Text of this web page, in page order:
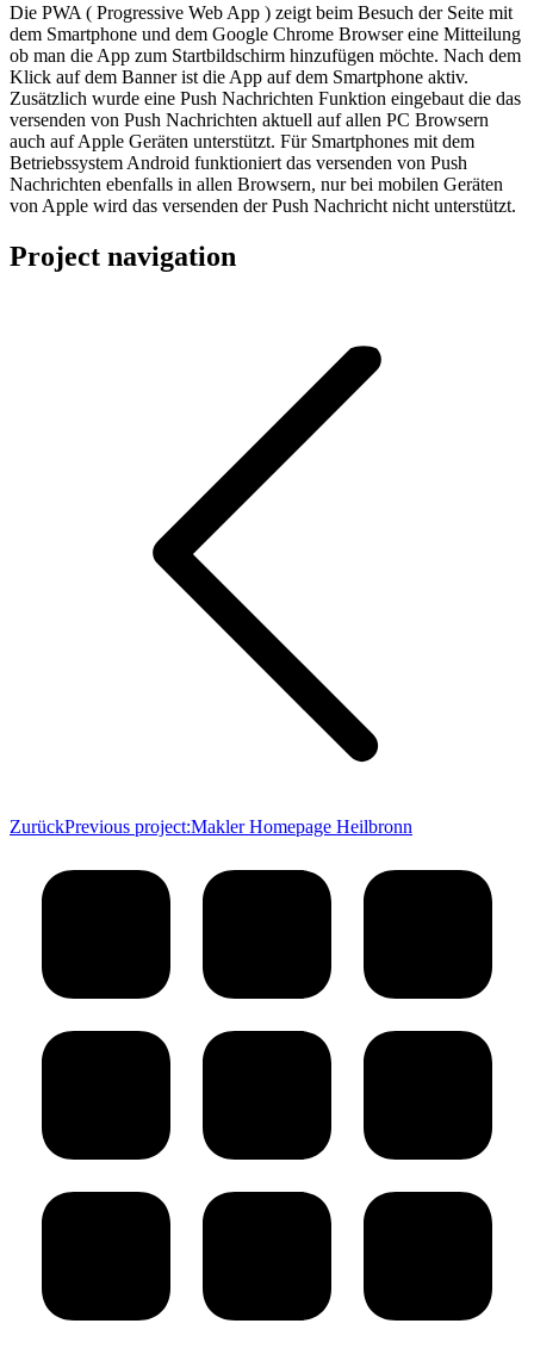
Die PWA ( Progressive Web App ) zeigt beim Besuch der Seite mit
dem Smartphone und dem Google Chrome Browser eine Mitteilung
ob man die App zum Startbildschirm hinzufügen möchte. Nach dem
Klick auf dem Banner ist die App auf dem Smartphone aktiv.
Zusätzlich wurde eine Push Nachrichten Funktion eingebaut die das
versenden von Push Nachrichten aktuell auf allen PC Browsern
auch auf Apple Geräten unterstützt. Für Smartphones mit dem
Betriebssystem Android funktioniert das versenden von Push
Nachrichten ebenfalls in allen Browsern, nur bei mobilen Geräten
von Apple wird das versenden der Push Nachricht nicht unterstützt.
Project navigation
ZurückPrevious project:Makler Homepage Heilbronn